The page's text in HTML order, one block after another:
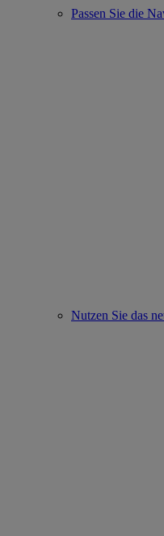
Passen Sie die
Nutzen Sie das